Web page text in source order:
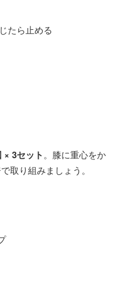
たら止める
× 3セット 。膝に重心をか
取り組みましょう。